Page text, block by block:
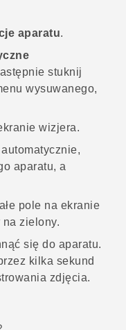
aparatu.
stuknij
wysuwanego,
wizjera.
aparatu, a
pole na ekranie
zielony.
się do aparatu.
kilka sekund
zdjęcia.